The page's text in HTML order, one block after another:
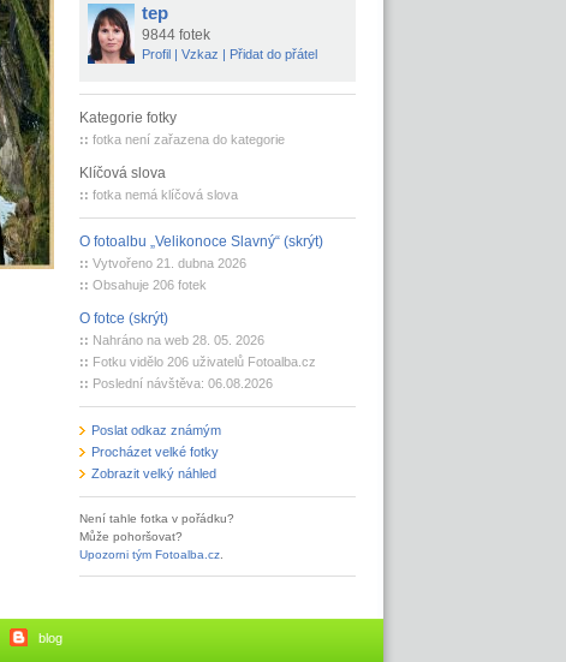
tep
9844 fotek
Profil |Vzkaz | Přidat do přátel
Kategorie fotky
:: fotka není zařazena do kategorie
Klíčová slova
:: fotka nemá klíčová slova
O fotoalbu „Velikonoce Slavný“ (skrýt)
:: Vytvořeno 21. dubna 2026
:: Obsahuje 206 fotek
O fotce (skrýt)
:: Nahráno na web 28. 05. 2026
:: Fotku vidělo 206 uživatelů Fotoalba.cz
:: Poslední návštěva: 06.08.2026
Poslat odkaz známým
Procházet velké fotky
Zobrazit velký náhled
Není tahle fotka v pořádku?
Může pohoršovat?
Upozorni tým Fotoalba.cz
blog